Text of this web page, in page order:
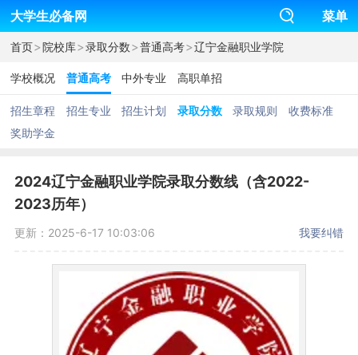
大学生必备网 菜单
首页>院校库>录取分数>普通高考>辽宁金融职业学院
学校概况 普通高考 中外专业 高职单招
招生章程 招生专业 招生计划 录取分数 录取规则
收费标准
奖助学金
2024辽宁金融职业学院录取分数线（含2022-
2023历年）
更新：2025-6-17 10:03:06 我要纠错